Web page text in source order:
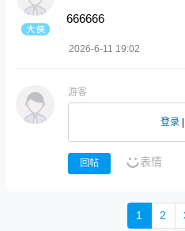
666666
2026-6-11 19:02
游客
登录 |
回帖 表情
1 2